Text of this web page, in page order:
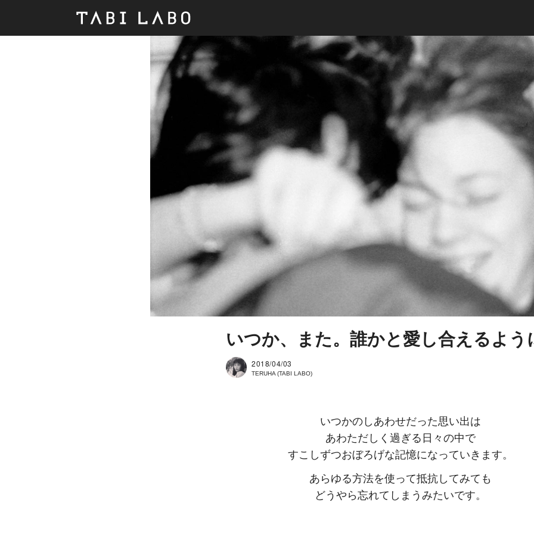
いつか、また。誰かと愛し合えるよう
2018/04/03
TERUHA (TABI LABO)
いつかのしあわせだった思い出は
あわただしく過ぎる日々の中で
すこしずつおぼろげな記憶になっていきます。
あらゆる方法を使って抵抗してみても
どうやら忘れてしまうみたいです。